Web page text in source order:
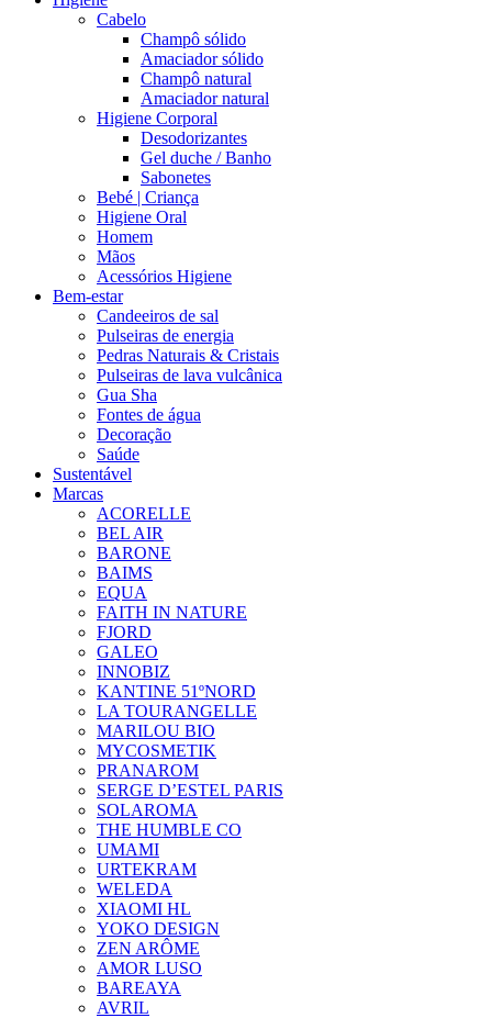
Cabelo
Champô sólido
Amaciador sólido
Champô natural
Amaciador natural
Higiene Corporal
Desodorizantes
Gel duche / Banho
Sabonetes
Bebé | Criança
Higiene Oral
Homem
Mãos
Acessórios Higiene
Bem-estar
Candeeiros de sal
Pulseiras de energia
Pedras Naturais & Cristais
Pulseiras de lava vulcânica
Gua Sha
Fontes de água
Decoração
Saúde
Sustentável
Marcas
ACORELLE
BEL AIR
BARONE
BAIMS
EQUA
FAITH IN NATURE
FJORD
GALEO
INNOBIZ
KANTINE 51ºNORD
LA TOURANGELLE
MARILOU BIO
MYCOSMETIK
PRANAROM
SERGE D’ESTEL PARIS
SOLAROMA
THE HUMBLE CO
UMAMI
URTEKRAM
WELEDA
XIAOMI HL
YOKO DESIGN
ZEN ARÔME
AMOR LUSO
BAREAYA
AVRIL